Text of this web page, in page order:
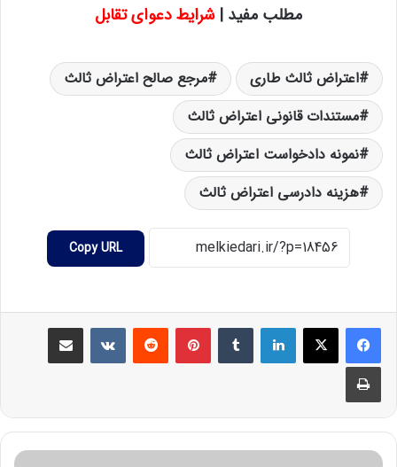
مطلب مفید |شرایط دعوای تقابل
اعتراض ثالث طاری
مرجع صالح اعتراض ثالث
مستندات قانونی اعتراض ثالث
نمونه دادخواست اعتراض ثالث
هزینه دادرسی اعتراض ثالث
Copy URL